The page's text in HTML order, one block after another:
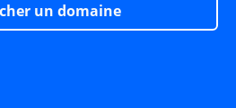
un domaine